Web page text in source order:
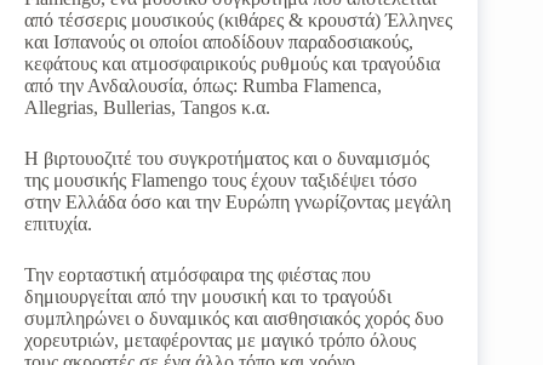
από τέσσερις μουσικούς (κιθάρες & κρουστά) Έλληνες
και Ισπανούς οι οποίοι αποδίδουν παραδοσιακούς,
κεφάτους και ατμοσφαιρικούς ρυθμούς και τραγούδια
από την Ανδαλουσία, όπως: Rumba Flamenca,
Allegrias, Bullerias, Tangos κ.α.
Η βιρτουοζιτέ του συγκροτήματος και ο δυναμισμός
της μουσικής Flamengo τους έχουν ταξιδέψει τόσο
στην Ελλάδα όσο και την Ευρώπη γνωρίζοντας μεγάλη
επιτυχία.
Την εορταστική ατμόσφαιρα της φιέστας που
δημιουργείται από την μουσική και το τραγούδι
συμπληρώνει ο δυναμικός και αισθησιακός χορός δυο
χορευτριών, μεταφέροντας με μαγικό τρόπο όλους